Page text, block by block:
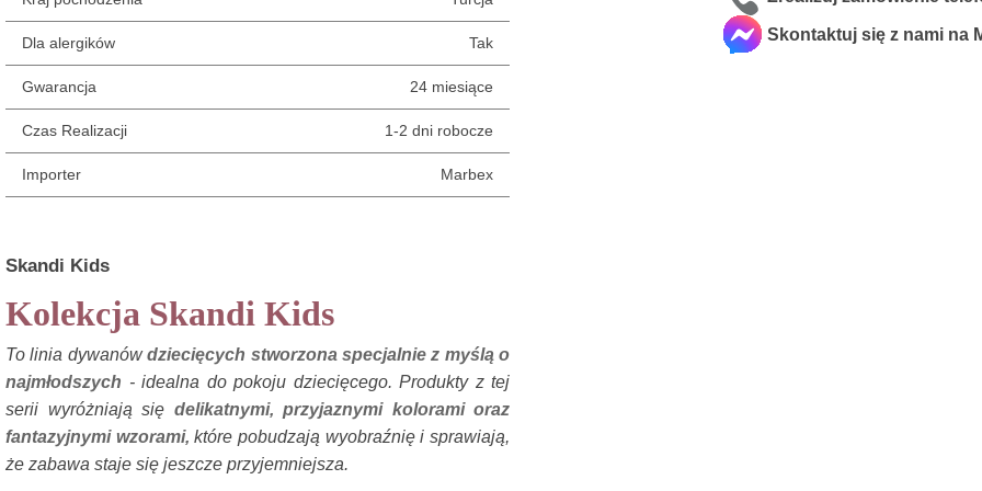
Dla alergików Tak
Gwarancja 24 miesiące
Czas Realizacji 1-2 dni robocze
Importer Marbex
Skandi Kids
Kolekcja Skandi Kids
To linia dywanówdziecięcych stworzona specjalnie z myślą o
najmłodszych - idealna do pokoju dziecięcego. Produkty z tej
serii wyróżniają się delikatnymi, przyjaznymi kolorami oraz
fantazyjnymi wzorami,które pobudzają wyobraźnię i sprawiają,
że zabawa staje się jeszcze przyjemniejsza.
Skontaktuj się z nami na